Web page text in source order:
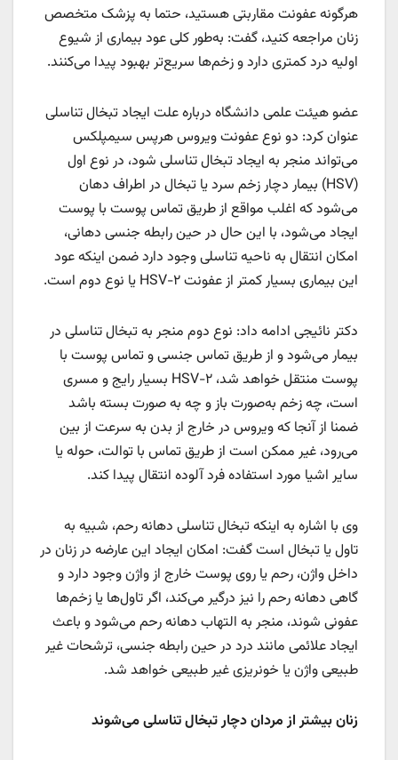
هرگونه عفونت مقاربتی هستید، حتما به پزشک متخصص
زنان مراجعه کنید، گفت: به‌طور کلی عود بیماری از شیوع
اولیه درد کمتری دارد و زخم‌ها سریع‌تر بهبود پیدا می‌کنند.
عضو هیئت علمی دانشگاه درباره علت ایجاد تبخال تناسلی
عنوان کرد: دو نوع عفونت ویروس هرپس سیمپلکس
می‌تواند منجر به ایجاد تبخال تناسلی شود، در نوع اول
(HSV) بیمار دچار زخم سرد یا تبخال در اطراف دهان
می‌شود که اغلب مواقع از طریق تماس پوست با پوست
ایجاد می‌شود، با این حال در حین رابطه جنسی دهانی،
امکان انتقال به ناحیه تناسلی وجود دارد ضمن اینکه عود
این بیماری بسیار کمتر از عفونت HSV-۲ یا نوع دوم است.
دکتر نائیجی ادامه داد: نوع دوم منجر به تبخال تناسلی در
بیمار می‌شود و از طریق تماس جنسی و تماس پوست با
پوست منتقل خواهد شد، HSV-۲ بسیار رایج و مسری
است، چه زخم به‌صورت باز و چه به صورت بسته باشد
ضمنا از آنجا که ویروس در خارج از بدن به سرعت از بین
می‌رود، غیر ممکن است از طریق تماس با توالت، حوله یا
سایر اشیا مورد استفاده فرد آلوده انتقال پیدا کند.
وی با اشاره به اینکه تبخال تناسلی دهانه رحم، شبیه به
تاول یا تبخال است گفت: امکان ایجاد این عارضه در زنان در
داخل واژن، رحم یا روی پوست خارج از واژن وجود دارد و
گاهی دهانه رحم را نیز درگیر می‌کند، اگر تاول‌ها یا زخم‌ها
عفونی شوند، منجر به التهاب دهانه رحم می‌شود و باعث
ایجاد علائمی مانند درد در حین رابطه جنسی، ترشحات غیر
طبیعی واژن یا خونریزی غیر طبیعی خواهد شد.
زنان بیشتر از مردان دچار تبخال تناسلی می‌شوند